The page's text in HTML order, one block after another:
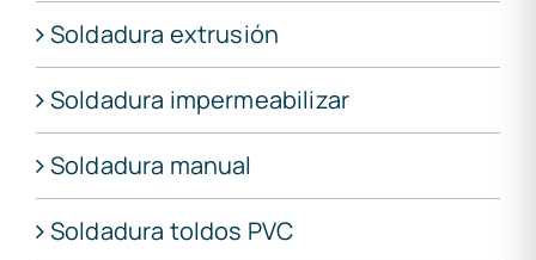
Soldadura extrusión
Soldadura impermeabilizar
Soldadura manual
Soldadura toldos PVC